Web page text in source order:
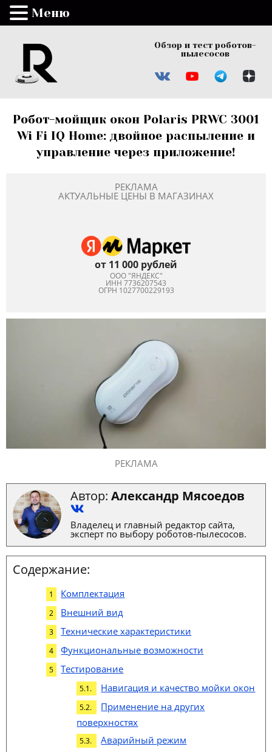
Обзор и тест роботов-
пылесосов
Робот-мойщик окон Polaris PRWC 3001
Wi Fi IQ Home: двойное распыление и
управление через приложение!
РЕКЛАМА
АКТУАЛЬНЫЕ ЦЕНЫ В МАГАЗИНАХ
от 11 000 рублей
ООО "ЯНДЕКС"
ИНН 7736207543
ОГРН 1027700229193
РЕКЛАМА
Автор: Александр Мясоедов
Владелец и главный редактор сайта,
эксперт по выбору роботов-пылесосов.
Содержание:
Комплектация
Внешний вид
Технические характеристики
Функциональные возможности
Тестирование
Навигация и качество мойки окон
Применение на других
поверхностях
Аварийный режим
Меню